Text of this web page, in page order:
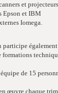
et
Epson et IBM
Iomega.
également
formations
de 15
œuvre chaque